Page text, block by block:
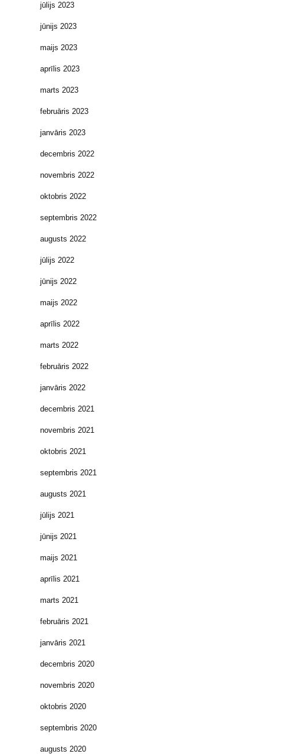
jūlijs 2023
jūnijs 2023
maijs 2023
aprīlis 2023
marts 2023
februāris 2023
janvāris 2023
decembris 2022
novembris 2022
oktobris 2022
septembris 2022
augusts 2022
jūlijs 2022
jūnijs 2022
maijs 2022
aprīlis 2022
marts 2022
februāris 2022
janvāris 2022
decembris 2021
novembris 2021
oktobris 2021
septembris 2021
augusts 2021
jūlijs 2021
jūnijs 2021
maijs 2021
aprīlis 2021
marts 2021
februāris 2021
janvāris 2021
decembris 2020
novembris 2020
oktobris 2020
septembris 2020
augusts 2020